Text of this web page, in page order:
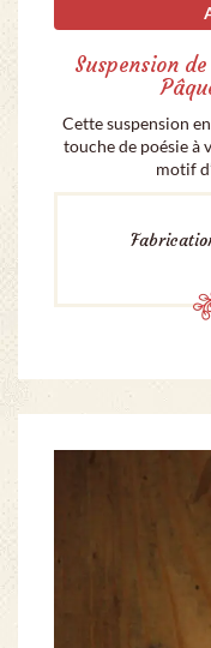
Suspension
Cette suspension
touche de poésie à
motif